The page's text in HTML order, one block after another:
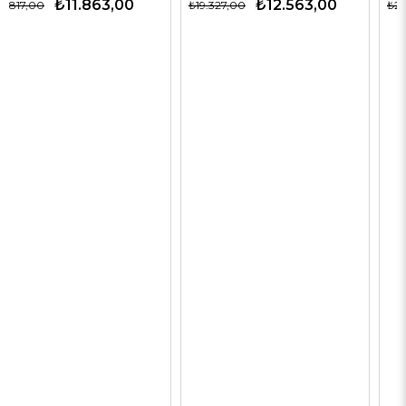
₺12.563,00
₺19.327,00 ₺9.900,00
₺24.750,00